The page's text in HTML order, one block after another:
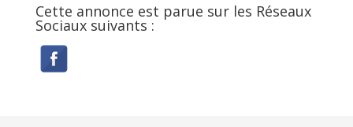
Cette annonce est parue sur les Réseaux
Sociaux suivants :